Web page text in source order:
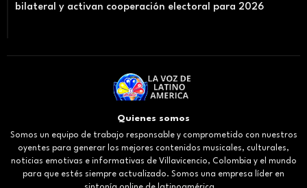
bilateral y activan cooperación electoral para 2026
Quienes somos
Somos un equipo de trabajo responsable y comprometido con nuestros
oyentes para generar los mejores contenidos musicales, culturales,
noticias emotivas e informativas de Villavicencio, Colombia y el mundo
para que estés siempre actualizado. Somos una empresa líder en